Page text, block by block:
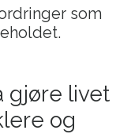
som
gjøre livet
og